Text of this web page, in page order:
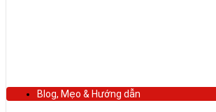
Blog, Mẹo & Hướng dẫn